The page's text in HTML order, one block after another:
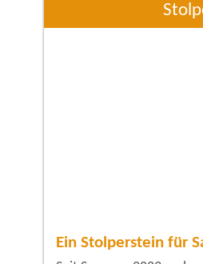
Ein Stolperstein für